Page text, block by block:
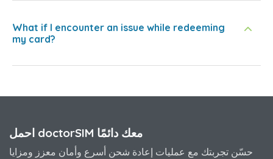
What if I encounter an issue while redeeming
my card?
احمل doctorSIM معك دائمًا
حسّن تجربتك مع عمليات إعادة شحن أسرع وأمان معزز ومزايا